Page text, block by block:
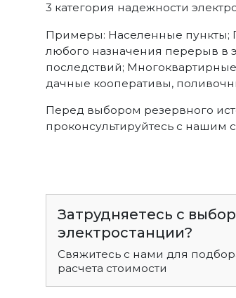
3 категория надежности
Примеры: Населенные пункты;
любого назначения перерыв в
последствий;
дачные кооперативы,
Перед выбором резервного
проконсультируйтесь с нашим
Затрудняетесь с
электростанции?
Свяжитесь с нами для
расчета стоимости